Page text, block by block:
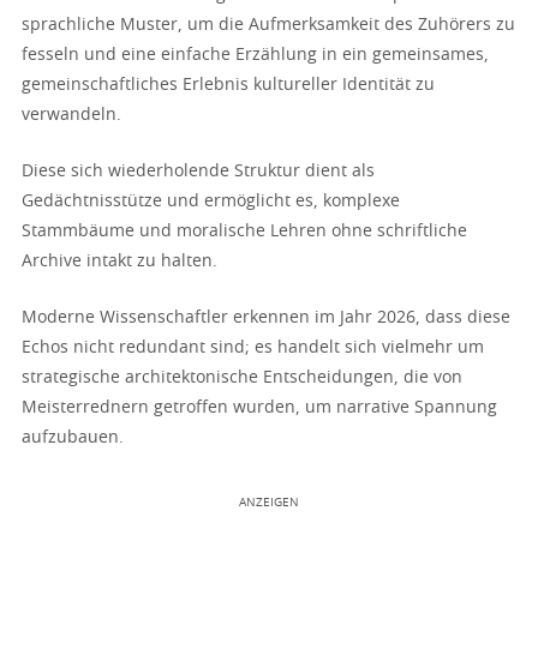
sprachliche Muster, um die Aufmerksamkeit des Zuhörers zu
fesseln und eine einfache Erzählung in ein gemeinsames,
gemeinschaftliches Erlebnis kultureller Identität zu
verwandeln.
Diese sich wiederholende Struktur dient als
Gedächtnisstütze und ermöglicht es, komplexe
Stammbäume und moralische Lehren ohne schriftliche
Archive intakt zu halten.
Moderne Wissenschaftler erkennen im Jahr 2026, dass diese
Echos nicht redundant sind; es handelt sich vielmehr um
strategische architektonische Entscheidungen, die von
Meisterrednern getroffen wurden, um narrative Spannung
aufzubauen.
ANZEIGEN